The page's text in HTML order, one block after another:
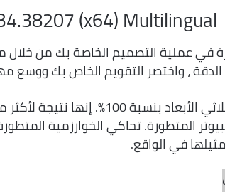
(x64) Multilingual
في عملية التصميم الخاصة بك من خلال
، واختصر التقويم الخاص بك ووسع
المتطورة. تحاكي الخوارزمية
في الواقع.